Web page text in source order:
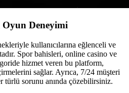
Deneyimi
kullanıcılarına eğlenceli ve
Spor bahisleri, online casino ve
hizmet veren bu platform,
sağlar. Ayrıca, 7/24 müşteri
türlü sorunu anında çözebilirsiniz.